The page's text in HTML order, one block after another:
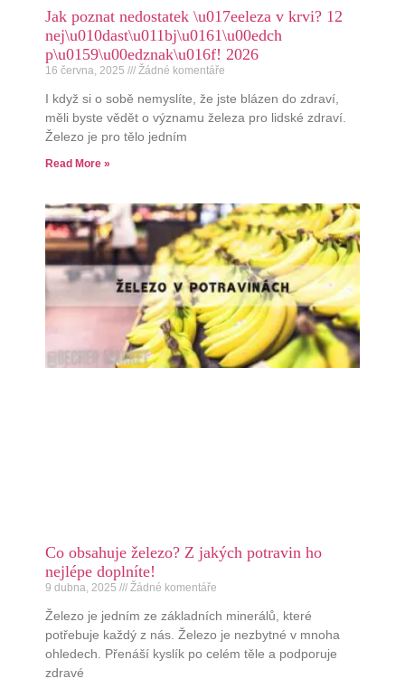
Jak poznat nedostatek \u017eeleza v krvi? 12
nej\u010dast\u011bj\u0161\u00edch
p\u0159\u00edznak\u016f! 2026
16 června, 2025 Žádné komentáře
I když si o sobě nemyslíte, že jste blázen do zdraví,
měli byste vědět o významu železa pro lidské zdraví.
Železo je pro tělo jedním
Read More »
Co obsahuje železo? Z jakých potravin ho
nejlépe doplníte!
9 dubna, 2025 Žádné komentáře
Železo je jedním ze základních minerálů, které
potřebuje každý z nás. Železo je nezbytné v mnoha
ohledech. Přenáší kyslík po celém těle a podporuje
zdravé